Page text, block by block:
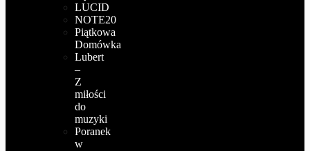
LUCID
NOTE20
Piątkowa
Domówka
Lubert
–
Z
miłości
do
muzyki
Poranek
w